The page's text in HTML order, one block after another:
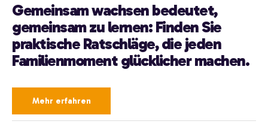
Gemeinsam wachsen bedeutet,
gemeinsam zu lernen: Finden Sie
praktische Ratschläge, die jeden
Familienmoment glücklicher machen.
Mehr erfahren